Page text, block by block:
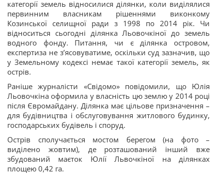
категорії земель відносилися ділянки, коли виділялися
первинним власникам рішеннями виконкому
Козинської селищної ради з 1998 по 2014 рік. Чи
відноситься сьогодні ділянка Льовочкіної до земель
водного фонду. Питання, чи є ділянка островом,
експертиза не з’ясовуватиме, оскільки суд зазначив, що
у Земельному кодексі немає такої категорії земель, як
острів.
Раніше журналісти «Свідомо» повідомили, що Юлія
Льовочкіна оформила у власність цю землю у 2014 році
після Євромайдану. Ділянка має цільове призначення –
для будівництва і обслуговування житлового будинку,
господарських будівель і споруд.
Острів сполучається мостом берегом (на фото –
виділено жовтим), де розташований інший вже
збудований маєток Юлії Львочкіної на ділянках
площею 0,42 га.